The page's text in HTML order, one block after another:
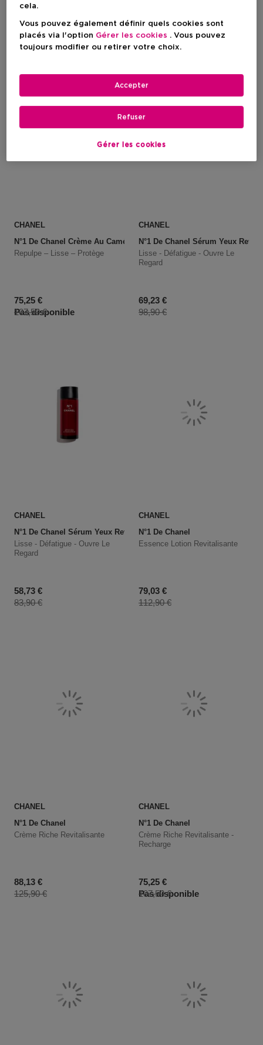
Prix promotionnel
82,95 €
Prix du produit
118,50 €
Prix du produit
125,90 €
Pas disponible
CHANEL
N°1 De Chanel Crème Au Camélia Rouge - Recharge
Repulpe – Lisse – Protège
Prix promotionnel
75,25 €
Prix du produit
107,50 €
CHANEL
N°1 De Chanel Sérum Yeux
Lisse - Défatigue - Ouvre Le
Regard
Prix promotionnel
69,23 €
Prix du produit
98,90 €
CHANEL
N°1 De Chanel Sérum Yeux Revitalisant – Recharge
Lisse - Défatigue - Ouvre Le
Regard
Prix promotionnel
58,73 €
Prix du produit
83,90 €
CHANEL
N°1 De Chanel
Essence Lotion Revitalisante
Prix promotionnel
79,03 €
Prix du produit
112,90 €
CHANEL
N°1 De Chanel
Crème Riche Revitalisante
Prix promotionnel
88,13 €
Prix du produit
125,90 € Pas disponible
CHANEL
N°1 De Chanel
Crème Riche Revitalisante -
Recharge
Prix promotionnel
75,25 €
Prix du produit
107,50 €
cela.
Vous pouvez également définir quels cookies sont
placés via l'option Gérer les cookies . Vous pouvez
toujours modifier ou retirer votre choix.
Gérer les cookies
Refuser
Accepter